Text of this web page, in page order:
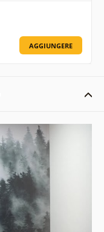
AGGIUNGERE